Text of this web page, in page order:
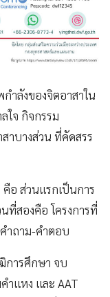
ำลังของจิตอาสาใน
ใจ กิจกรรม
าบางส่วน ที่คัดสรร
อ ส่วนแรกเป็นการ
ที่สองคือ โครงการที่
ำถาม-คำตอบ
การศึกษา จบ
ำแหง และ AAT